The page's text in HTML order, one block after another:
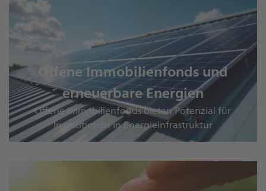
Offene Immobilienfonds und
erneuerbare Energien
Offene Immobilienfonds bieten Potenzial für
Investitionen in Energieinfrastruktur